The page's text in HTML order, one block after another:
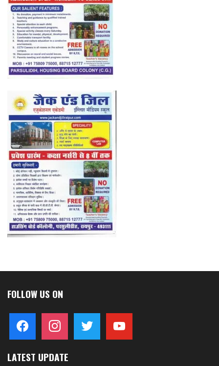
FOLLOW US ON
facebook instagram twitter youtube
LATEST UPDATE